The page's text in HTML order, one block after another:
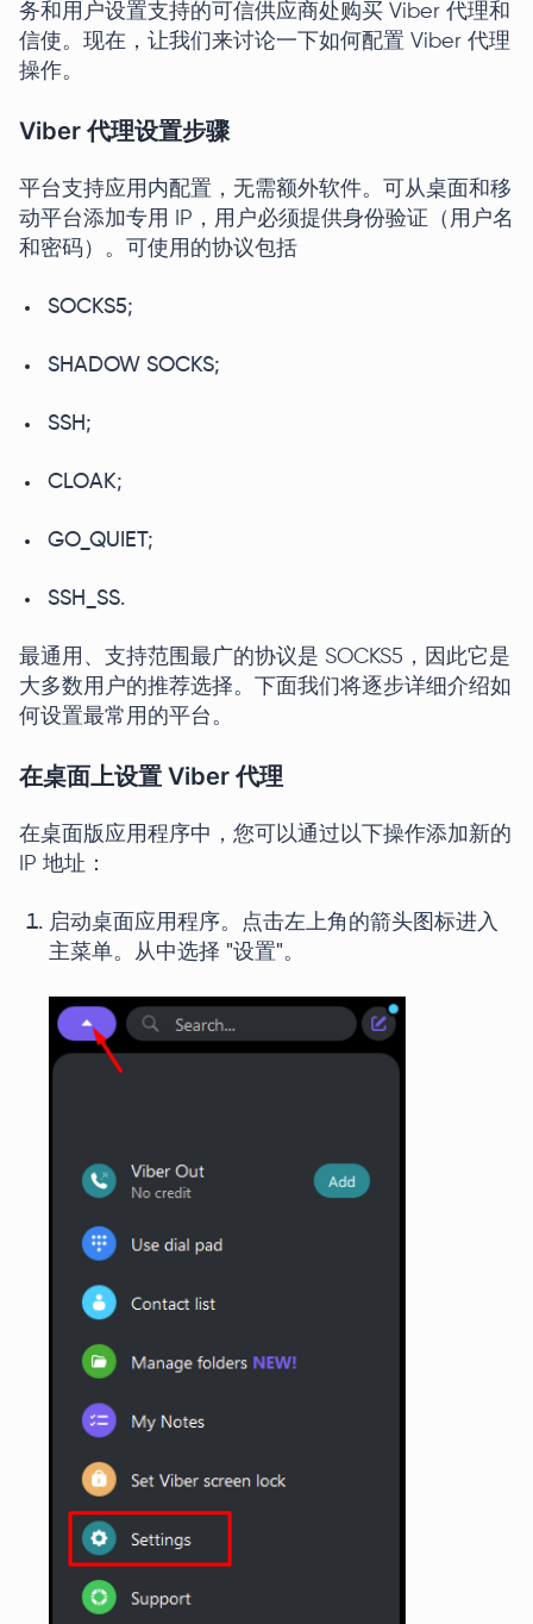
务和用户设置支持的可信供应商处购买 Viber 代理和
信使。现在，让我们来讨论一下如何配置 Viber 代理
操作。
Viber 代理设置步骤
平台支持应用内配置，无需额外软件。可从桌面和移
动平台添加专用 IP，用户必须提供身份验证（用户名
和密码）。可使用的协议包括
SOCKS5;
SHADOW SOCKS;
SSH;
CLOAK;
GO_QUIET;
SSH_SS.
最通用、支持范围最广的协议是 SOCKS5，因此它是
大多数用户的推荐选择。下面我们将逐步详细介绍如
何设置最常用的平台。
在桌面上设置 Viber 代理
在桌面版应用程序中，您可以通过以下操作添加新的
IP 地址：
启动桌面应用程序。点击左上角的箭头图标进入
主菜单。从中选择 "设置"。